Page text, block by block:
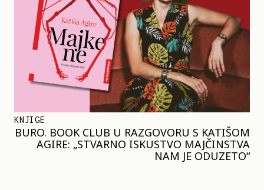
KNJIGE
BURO. BOOK CLUB U RAZGOVORU S KATIŠOM
AGIRE: „STVARNO ISKUSTVO MAJČINSTVA
NAM JE ODUZETO“